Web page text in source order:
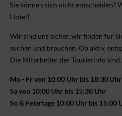
Sie können sich nicht ent­scheiden?
Hotel?
Wir sind uns sicher, wir finden für
suchen und brauchen. Ob aktiv,
Die Mitarbeiter der Touristinfo sind
Mo - Fr von 10:00 Uhr bis 18:30 Uhr
Sa von 10:00 Uhr bis 15:30 Uhr
So & Feiertage 10:00 Uhr bis 15:00